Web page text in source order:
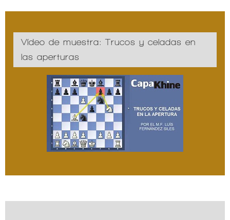
Vídeo de muestra: Trucos y celadas en
las aperturas